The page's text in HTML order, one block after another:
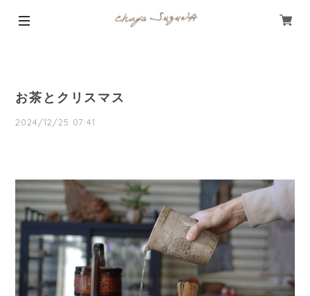
お茶とクリスマス
2024/12/25 07:41